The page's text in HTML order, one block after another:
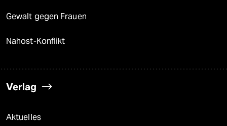
Gewalt gegen Frauen
Nahost-Konflikt
Verlag
Aktuelles